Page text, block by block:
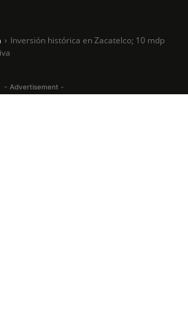
Inversión histórica en Zacatelco; 10 mdp
- Advertisement -